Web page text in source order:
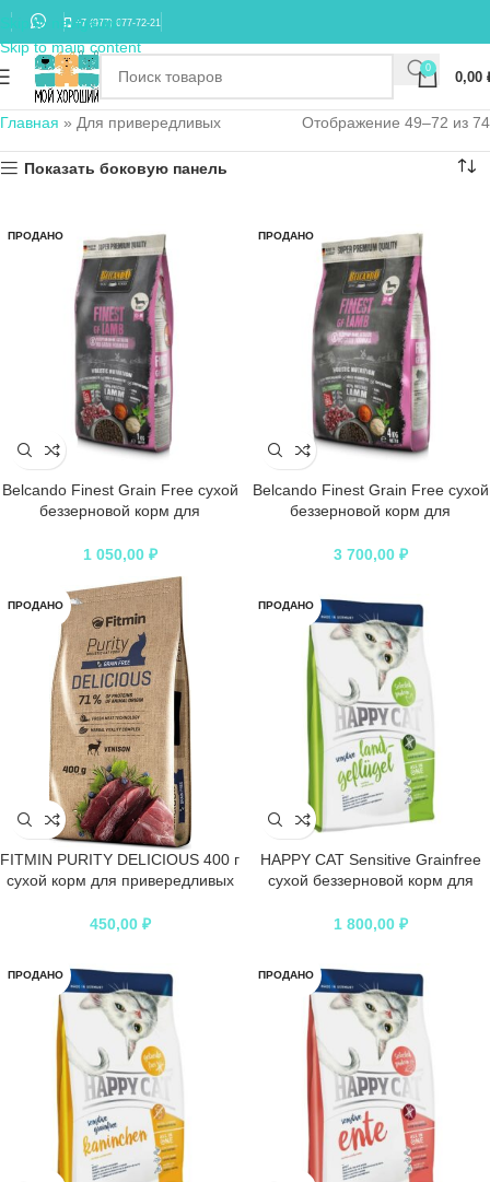
Skip to navigation
Skip to main content
+7 (977) 677-72-21
0
0,00
Главная » Для привередливых Отображение 49–72 из 74
Показать боковую панель
ПРОДАНО
Belcando Finest Grain Free сухой
беззерновой корм для
ягненком
1 050,00 ₽
ПРОДАНО
Belcando Finest Grain Free сухой
беззерновой корм для
ягненком
3 700,00 ₽
ПРОДАНО
FITMIN PURITY DELICIOUS 400 г
сухой корм для привередливых
450,00 ₽
ПРОДАНО
HAPPY CAT Sensitive Grainfree
сухой беззерновой корм для
привередливых кошек домашняя
1 800,00 ₽
ПРОДАНО ПРОДАНО